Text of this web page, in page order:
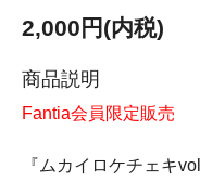
2,000円(内税)
商品説明
Fantia会員限定販売
『ムカイロケチェキ